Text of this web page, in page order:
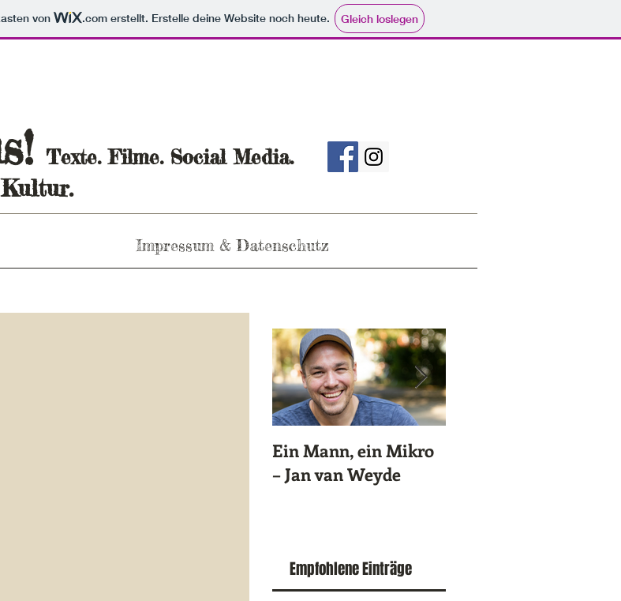
von .com erstellt. Erstelle deine Website noch heute. Gleich loslegen
! Texte. Filme. Social Media.
Impressum & Datenschutz
Ein Mann, ein Mikro
– Jan van Weyde
Empfohlene Einträge